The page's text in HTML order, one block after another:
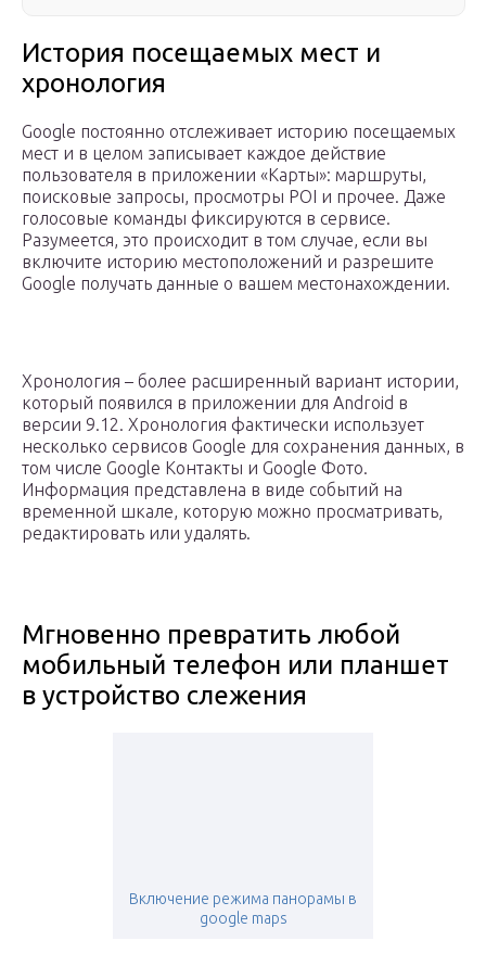
История посещаемых мест и
хронология
Google постоянно отслеживает историю посещаемых
мест и в целом записывает каждое действие
пользователя в приложении «Карты»: маршруты,
поисковые запросы, просмотры POI и прочее. Даже
голосовые команды фиксируются в сервисе.
Разумеется, это происходит в том случае, если вы
включите историю местоположений и разрешите
Google получать данные о вашем местонахождении.
Хронология – более расширенный вариант истории,
который появился в приложении для Android в
версии 9.12. Хронология фактически использует
несколько сервисов Google для сохранения данных, в
том числе Google Контакты и Google Фото.
Информация представлена в виде событий на
временной шкале, которую можно просматривать,
редактировать или удалять.
Мгновенно превратить любой
мобильный телефон или планшет
в устройство слежения
Включение режима панорамы в
google maps